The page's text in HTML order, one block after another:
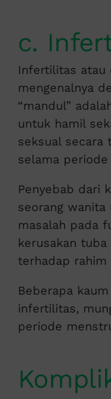
c.
Infertilitas atau
mengenalnya
“mandul”
untuk hamil
seksual secara
selama periode
Penyebab dari
seorang
masalah pada
kerusakan
terhadap rahim
Beberapa
infertilitas,
periode